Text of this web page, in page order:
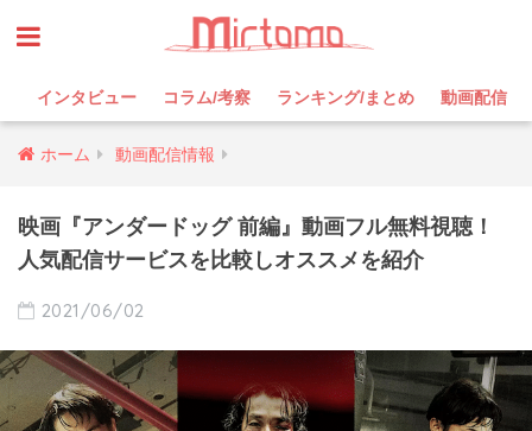
インタビュー コラム/考察 ランキング/まとめ 動画配信
ホーム 動画配信情報
映画『アンダードッグ 前編』動画フル無料視聴！
人気配信サービスを比較しオススメを紹介
2021/06/02